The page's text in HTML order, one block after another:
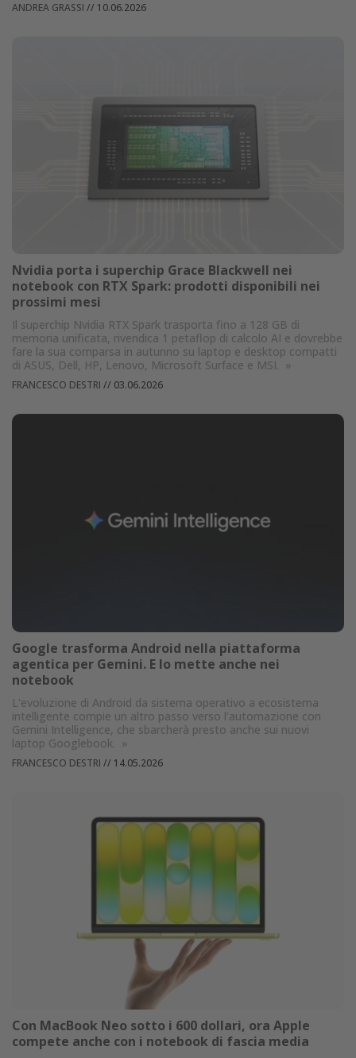
ANDREA GRASSI // 10.06.2026
Nvidia porta i superchip Grace Blackwell nei
notebook con RTX Spark: prodotti disponibili nei
prossimi mesi
Il superchip Nvidia RTX Spark trasporta fino a 128 GB di
memoria unificata, rivendica 1 petaflop di calcolo AI e dovrebbe
fare la sua comparsa in autunno su laptop e desktop compatti
di ASUS, Dell, HP, Lenovo, Microsoft Surface e MSI. »
FRANCESCO DESTRI // 03.06.2026
Google trasforma Android nella piattaforma
agentica per Gemini. E lo mette anche nei
notebook
L'evoluzione di Android da sistema operativo a ecosistema
intelligente compie un altro passo verso l'automazione con
Gemini Intelligence, che sbarcherà presto anche sui nuovi
laptop Googlebook. »
FRANCESCO DESTRI // 14.05.2026
Con MacBook Neo sotto i 600 dollari, ora Apple
compete anche con i notebook di fascia media